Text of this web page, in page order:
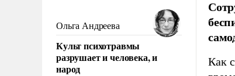
Ольга Андреева
Культ психотравмы
разрушает и человека, и
народ
Как